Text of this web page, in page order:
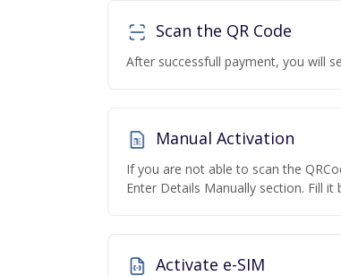
Scan the QR Code
After successfull payment, you will
Manual Activation
If you are not able to scan the
Enter Details Manually section. Fill
Activate e-SIM